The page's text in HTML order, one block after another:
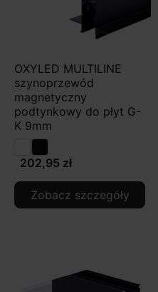
OXYLED MULTILINE
szynoprzewód
magnetyczny
podtynkowy do płyt G-
K 9mm
202,95 zł
Zobacz szczegóły